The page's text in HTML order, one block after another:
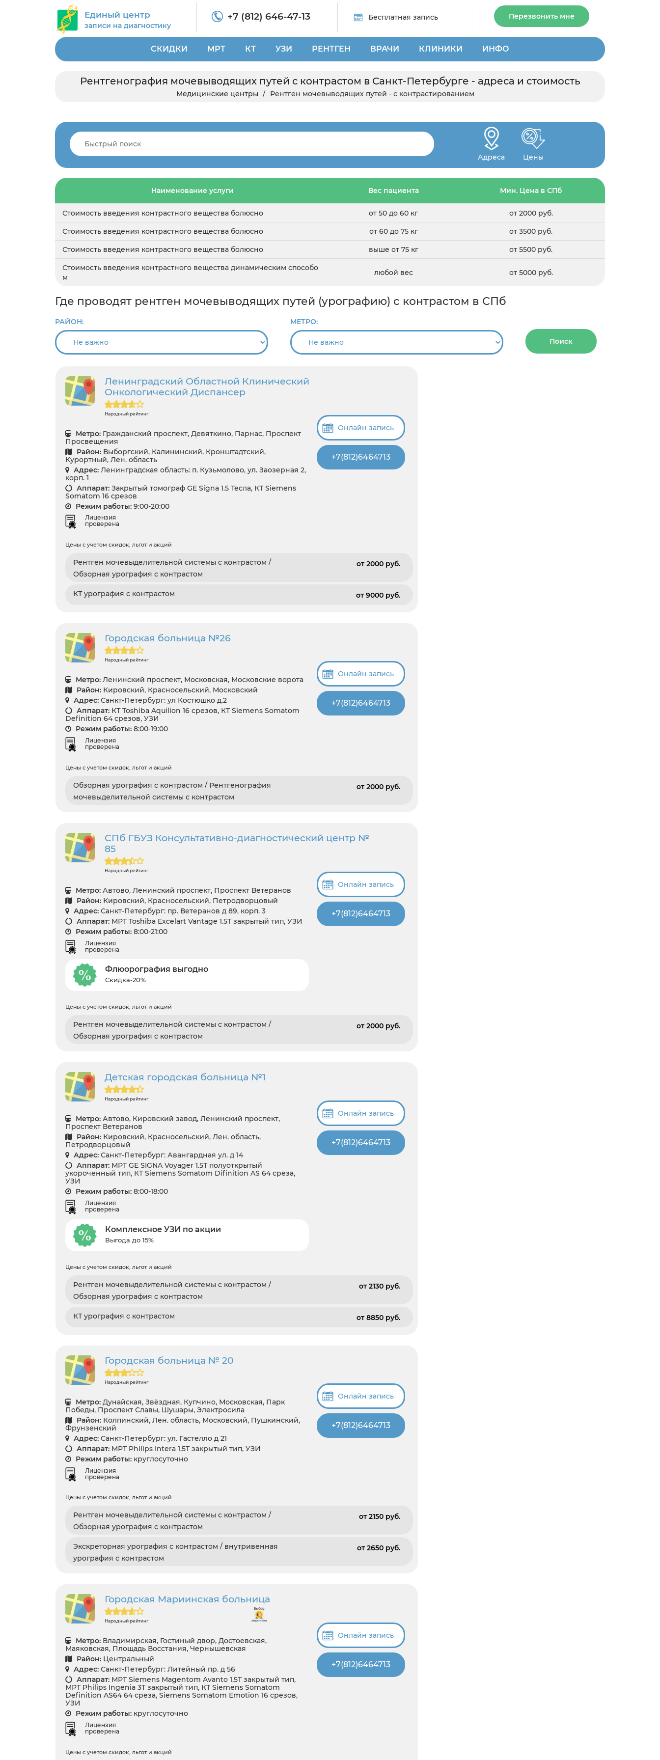
Единый центр
записи на диагностику
+7 (812) 646-47-13 Бесплатная запись Перезвонить мне
СКИДКИ МРТ КТ УЗИ РЕНТГЕН ВРАЧИ КЛИНИКИ ИНФО
Рентгенография мочевыводящих путей с контрастом в Санкт-Петербурге - адреса и стоимость
Медицинские центры Рентген мочевыводящих путей - с контрастированием
Адреса Цены
Наименование услуги Вес пациента Мин. Цена в СПб
Стоимость введения контрастного вещества болюсно от 50 до 60 кг от 2000 руб.
Стоимость введения контрастного вещества болюсно от 60 до 75 кг от 3500 руб.
Стоимость введения контрастного вещества болюсно выше от 75 кг от 5500 руб.
Стоимость введения контрастного вещества динамическим способо
м
любой вес от 5000 руб.
Где проводят рентген мочевыводящих путей (урографию) с контрастом в СПб
РАЙОН: МЕТРО:
Поиск
Ленинградский Областной Клинический
Онкологический Диспансер
Народный рейтинг
Метро: Гражданский проспект, Девяткино, Парнас, Проспект
Просвещения
Район: Выборгский, Калининский, Кронштадтский,
Курортный, Лен. область
Адрес: Ленинградская область: п. Кузьмолово, ул. Заозерная 2,
корп. 1
Аппарат: Закрытый томограф GE Signa 1.5 Тесла, КТ Siemens
Somatom 16 срезов
Режим работы: 9:00-20:00
Лицензия
проверена
Онлайн запись
+7(812)6464713
Цены с учетом скидок, льгот и акций
Рентген мочевыделительной системы с контрастом /
Обзорная урография с контрастом
от 2000 pуб.
КТ урография с контрастом от 9000 pуб.
Городская больница №26
Народный рейтинг
Метро: Ленинский проспект, Московская, Московские ворота
Район: Кировский, Красносельский, Московский
Адрес: Санкт-Петербург: ул Костюшко д.2
Аппарат: КТ Toshiba Aquilion 16 срезов, КТ Siemens Somatom
Definition 64 срезов, УЗИ
Режим работы: 8:00-19:00
Лицензия
проверена
Онлайн запись
+7(812)6464713
Цены с учетом скидок, льгот и акций
Обзорная урография с контрастом / Рентгенография
мочевыделительной системы с контрастом
от 2000 pуб.
СПб ГБУЗ Консультативно-диагностический центр №
85
Народный рейтинг
Метро: Автово, Ленинский проспект, Проспект Ветеранов
Район: Кировский, Красносельский, Петродворцовый
Адрес: Санкт-Петербург: пр. Ветеранов д 89, корп. 3
Аппарат: МРТ Toshiba Excelart Vantage 1.5T закрытый тип, УЗИ
Режим работы: 8:00-21:00
Лицензия
проверена
Флюорография выгодно
Скидка-20%
Онлайн запись
+7(812)6464713
Цены с учетом скидок, льгот и акций
Рентген мочевыделительной системы с контрастом /
Обзорная урография с контрастом
от 2000 pуб.
Детская городская больница №1
Народный рейтинг
Метро: Автово, Кировский завод, Ленинский проспект,
Проспект Ветеранов
Район: Кировский, Красносельский, Лен. область,
Петродворцовый
Адрес: Санкт-Петербург: Авангардная ул. д 14
Аппарат: МРТ GЕ SIGNA Voyager 1.5Т полуоткрытый
укороченный тип, КТ Siemens Somatom Difinition AS 64 среза,
УЗИ
Режим работы: 8:00-18:00
Лицензия
проверена
Комплексное УЗИ по акции
Выгода до 15%
Онлайн запись
+7(812)6464713
Цены с учетом скидок, льгот и акций
Рентген мочевыделительной системы с контрастом /
Обзорная урография с контрастом
от 2130 pуб.
КТ урография с контрастом от 8850 pуб.
Городская больница № 20
Народный рейтинг
Метро: Дунайская, Звёздная, Купчино, Московская, Парк
Победы, Проспект Славы, Шушары, Электросила
Район: Колпинский, Лен. область, Московский, Пушкинский,
Фрунзенский
Адрес: Санкт-Петербург: ул. Гастелло д 21
Аппарат: МРТ Philips Intera 1.5T закрытый тип, УЗИ
Режим работы: круглосуточно
Лицензия
проверена
Онлайн запись
+7(812)6464713
Цены с учетом скидок, льгот и акций
Рентген мочевыделительной системы с контрастом /
Обзорная урография с контрастом
от 2150 pуб.
Экскреторная урография с контрастом / внутривенная
урография с контрастом
от 2650 pуб.
Городская Мариинская больница
Народный рейтинг
Метро: Владимирская, Гостиный двор, Достоевская,
Маяковская, Площадь Восстания, Чернышевская
Район: Центральный
Адрес: Санкт-Петербург: Литейный пр. д 56
Аппарат: МРТ Siemens Magentom Avanto 1,5Т закрытый тип,
МРТ Philips Ingenia 3Т закрытый тип, КТ Siemens Somatom
Definition AS64 64 среза, Siemens Somatom Emotion 16 срезов,
УЗИ
Режим работы: круглосуточно
Лицензия
проверена
Онлайн запись
+7(812)6464713
Цены с учетом скидок, льгот и акций